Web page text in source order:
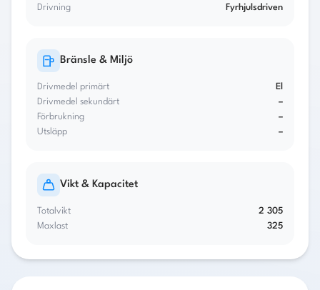
Drivning
Fyrhjulsdriven
Bränsle & Miljö
Drivmedel primärt
El
Drivmedel sekundärt
–
Förbrukning
–
Utsläpp
–
Vikt & Kapacitet
Totalvikt
2 305
Maxlast
325